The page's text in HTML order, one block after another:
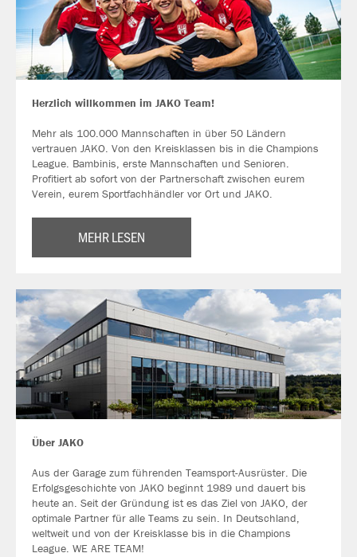
Herzlich willkommen im JAKO Team!
Mehr als 100.000 Mannschaften in über 50 Ländern
vertrauen JAKO. Von den Kreisklassen bis in die Champions
League. Bambinis, erste Mannschaften und Senioren.
Profitiert ab sofort von der Partnerschaft zwischen eurem
Verein, eurem Sportfachhändler vor Ort und JAKO.
MEHR LESEN
Über JAKO
Aus der Garage zum führenden Teamsport-Ausrüster. Die
Erfolgsgeschichte von JAKO beginnt 1989 und dauert bis
heute an. Seit der Gründung ist es das Ziel von JAKO, der
optimale Partner für alle Teams zu sein. In Deutschland,
weltweit und von der Kreisklasse bis in die Champions
League. WE ARE TEAM!